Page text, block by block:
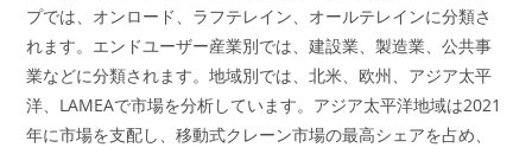
プでは、オンロード、ラフテレイン、オールテレインに分類さ
れます。エンドユーザー産業別では、建設業、製造業、公共事
業などに分類されます。地域別では、北米、欧州、アジア太平
洋、LAMEAで市場を分析しています。アジア太平洋地域は2021
年に市場を支配し、移動式クレーン市場の最高シェアを占め、